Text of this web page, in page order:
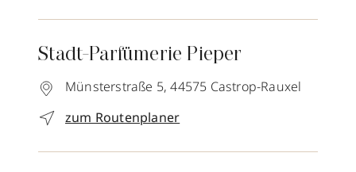
Stadt-Parfümerie Pieper
Münsterstraße 5, 44575 Castrop-Rauxel
zum Routenplaner